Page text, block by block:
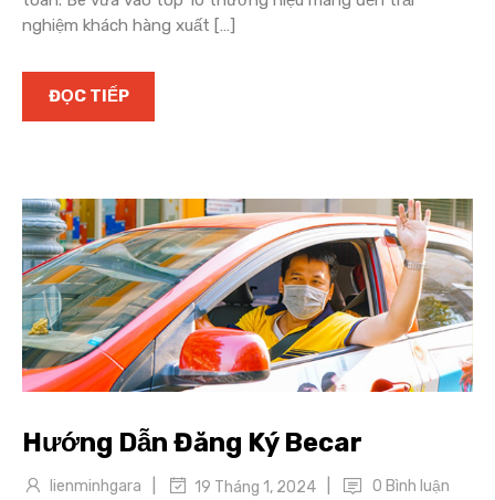
nghiệm khách hàng xuất […]
ĐỌC TIẾP
Hướng Dẫn Đăng Ký Becar
lienminhgara 19 Tháng 1, 2024 0 Bình luận